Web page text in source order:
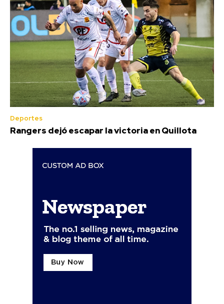
Deportes
Rangers dejó escapar la victoria en Quillota